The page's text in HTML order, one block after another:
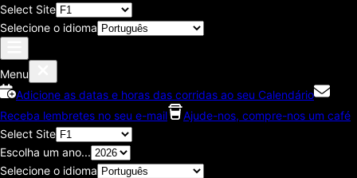
Select Site
Selecione o idioma
Menu
Adicione as datas e horas das corridas ao seu Calendário
Receba lembretes no seu e-mail
Ajude-nos, compre-nos um café
Select Site
Escolha um ano...
Selecione o idioma